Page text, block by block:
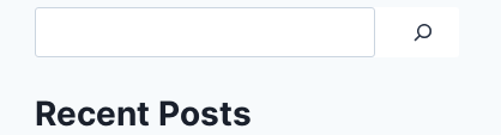
Recent Posts